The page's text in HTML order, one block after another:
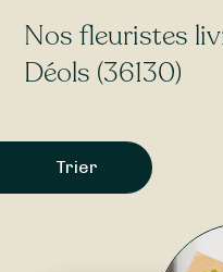
Nos fleuristes
Déols (36130)
Trier